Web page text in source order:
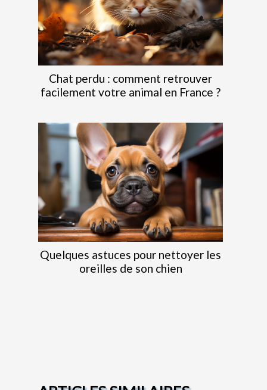
Chat perdu : comment retrouver
facilement votre animal en France ?
Quelques astuces pour nettoyer les
oreilles de son chien